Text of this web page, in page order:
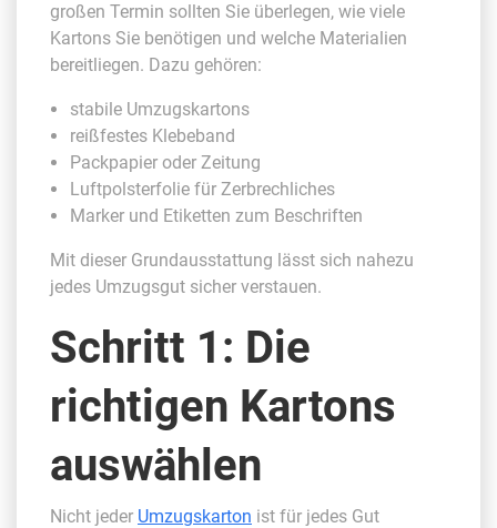
großen Termin sollten Sie überlegen, wie viele
Kartons Sie benötigen und welche Materialien
bereitliegen. Dazu gehören:
stabile Umzugskartons
reißfestes Klebeband
Packpapier oder Zeitung
Luftpolsterfolie für Zerbrechliches
Marker und Etiketten zum Beschriften
Mit dieser Grundausstattung lässt sich nahezu
jedes Umzugsgut sicher verstauen.
Schritt 1: Die
richtigen Kartons
auswählen
Nicht jeder Umzugskarton ist für jedes Gut